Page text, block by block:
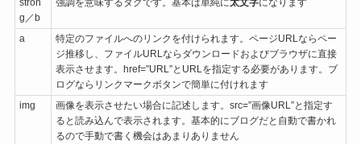
g／b
a
特定のファイルへのリンクを付けられます。ページURLならペー
ジ推移し、ファイルURLならダウンロードおよびブラウザに直接
表示させます。href=”URL”とURLを指定する必要があります。ブ
ログならリンクマークボタンで簡単に付けれます
img
画像を表示させたい場合に記述します。src=”画像URL”と指定す
ると読み込んで表示されます。基本的にブログだと自動で書かれ
るので手動で書く機会はあまりありません